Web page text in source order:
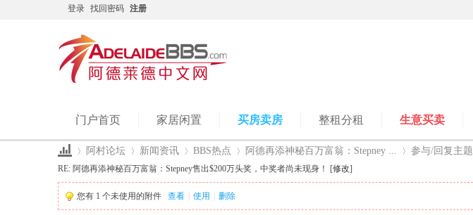
登录 找回密码 注册
门户首页 家居闲置 买房卖房 整租分租 生意买卖
Ad ›
阿村论坛
›
新闻资讯
›
BBS热点
›
阿德再添神秘百万富翁：Stepney ...
›
参与/回复主题
RE: 阿德再添神秘百万富翁：Stepney售出$200万头奖，中奖者尚未现身！ [修改]
您有 1 个未使用的附件 查看 使用 删除